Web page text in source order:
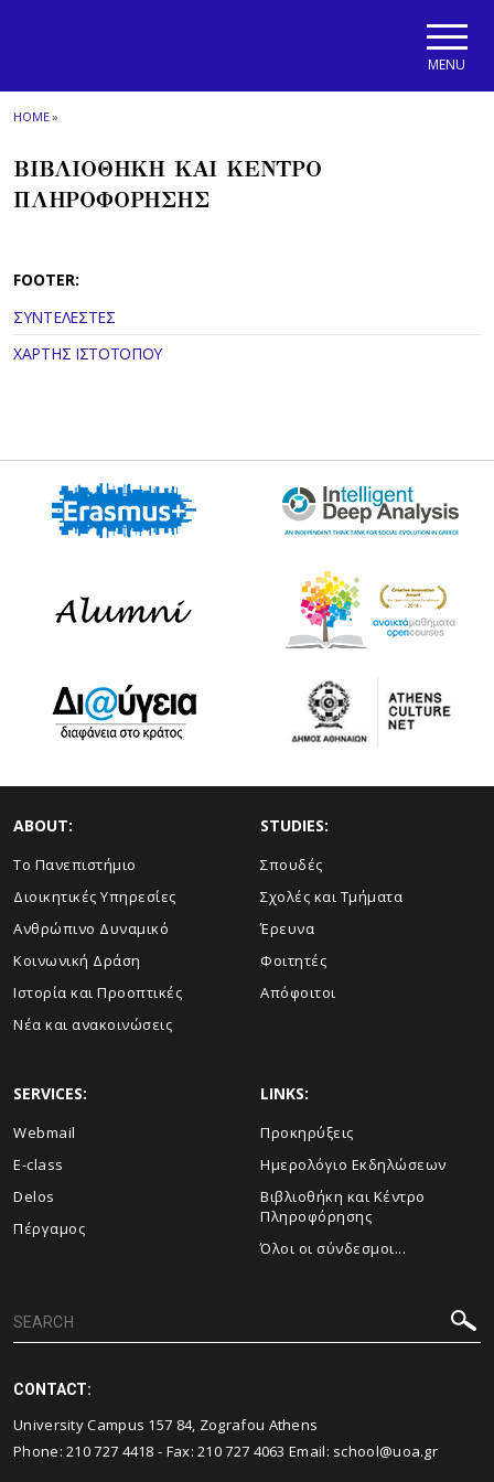
MENU
HOME»
ΒΙΒΛΙΟΘΗΚΗ ΚΑΙ ΚΕΝΤΡΟ
ΠΛΗΡΟΦΟΡΗΣΗΣ
FOOTER:
ΣΥΝΤΕΛΕΣΤΕΣ
ΧΑΡΤΗΣ ΙΣΤΟΤΟΠΟΥ
ABOUT:
Το Πανεπιστήμιο
Διοικητικές Υπηρεσίες
Ανθρώπινο Δυναμικό
Κοινωνική Δράση
Ιστορία και Προοπτικές
Νέα και ανακοινώσεις
STUDIES:
Σπουδές
Σχολές και Τμήματα
Έρευνα
Φοιτητές
Απόφοιτοι
SERVICES:
Webmail
E-class
Delos
Πέργαμος
LINKS:
Προκηρύξεις
Ημερολόγιο Εκδηλώσεων
Βιβλιοθήκη και Κέντρο
Πληροφόρησης
Όλοι οι σύνδεσμοι...
CONTACT:
University Campus 157 84, Zografou Athens
Phone:210 727 4418 - Fax:210 727 4063 Email: school@uoa.gr